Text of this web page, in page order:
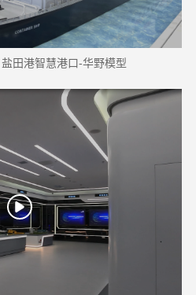
田港智慧港口-华野模型